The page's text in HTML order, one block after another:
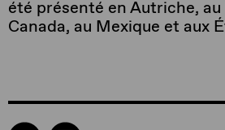
été présenté en Autriche, au
Canada, au Mexique et aux